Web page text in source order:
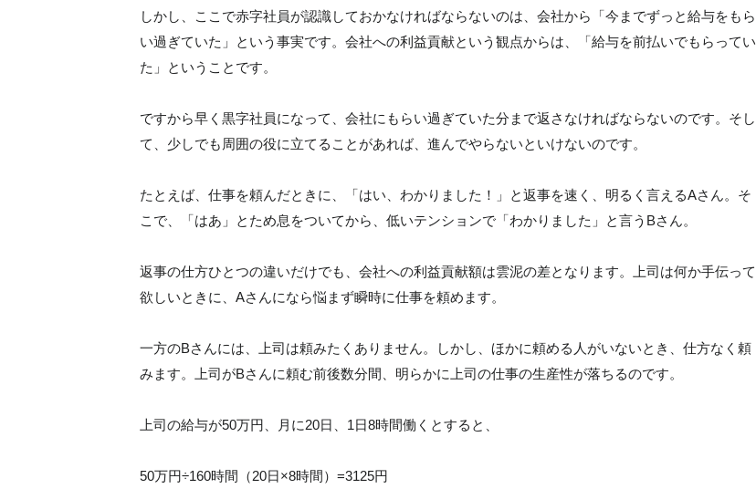
しかし、ここで赤字社員が認識しておかなければならないのは、会社から「今までずっと給与をもら
い過ぎていた」という事実です。会社への利益貢献という観点からは、「給与を前払いでもらってい
た」ということです。
ですから早く黒字社員になって、会社にもらい過ぎていた分まで返さなければならないのです。そし
て、少しでも周囲の役に立てることがあれば、進んでやらないといけないのです。
たとえば、仕事を頼んだときに、「はい、わかりました！」と返事を速く、明るく言えるAさん。そ
こで、「はあ」とため息をついてから、低いテンションで「わかりました」と言うBさん。
返事の仕方ひとつの違いだけでも、会社への利益貢献額は雲泥の差となります。上司は何か手伝って
欲しいときに、Aさんになら悩まず瞬時に仕事を頼めます。
一方のBさんには、上司は頼みたくありません。しかし、ほかに頼める人がいないとき、仕方なく頼
みます。上司がBさんに頼む前後数分間、明らかに上司の仕事の生産性が落ちるのです。
上司の給与が50万円、月に20日、1日8時間働くとすると、
50万円÷160時間（20日×8時間）=3125円